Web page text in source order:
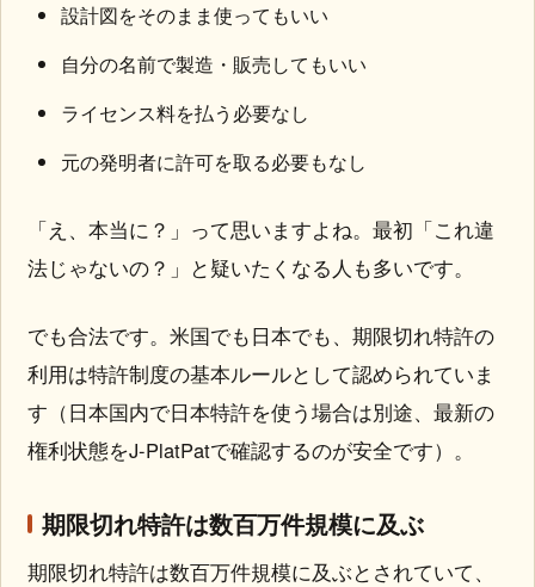
設計図をそのまま使ってもいい
自分の名前で製造・販売してもいい
ライセンス料を払う必要なし
元の発明者に許可を取る必要もなし
「え、本当に？」って思いますよね。最初「これ違
法じゃないの？」と疑いたくなる人も多いです。
でも合法です。米国でも日本でも、期限切れ特許の
利用は特許制度の基本ルールとして認められていま
す（日本国内で日本特許を使う場合は別途、最新の
権利状態をJ-PlatPatで確認するのが安全です）。
期限切れ特許は数百万件規模に及ぶ
期限切れ特許は数百万件規模に及ぶとされていて、